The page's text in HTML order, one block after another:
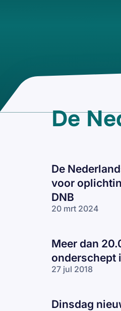
De
De
voor
DNB
20 mrt 2024
Meer dan
onderschept
27 jul 2018
Dinsdag